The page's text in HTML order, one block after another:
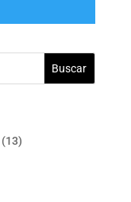
Buscar
1313